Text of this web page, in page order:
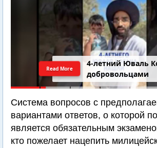
4-летний Юваль
добровольцами
Read More
Система вопросов с
вариантами ответов, о которой
является обязательным
кто пожелает нацепить